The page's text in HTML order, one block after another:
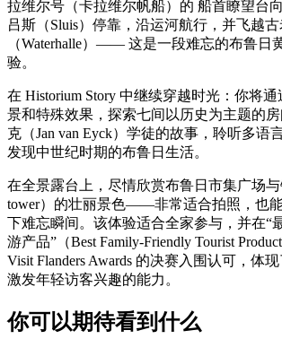
拉维尔号（卡拉维尔帆船）的 船首瞭望台
吕斯（Sluis）停靠，沿运河航行，并飞越
（Waterhalle）—— 这是一段难忘的布鲁日
验。
在 Historium Story 中继续穿越时光：你将
景和特殊效果，探索七间以历史为主题的房
克（Jan van Eyck）学徒的故事，聆听多语
发现中世纪时期的布鲁日生活。
在全景露台上，尽情欣赏布鲁日市集广场
tower）的壮丽景色——非常适合拍照，也
下难忘瞬间。该体验适合全家参与，并在“
游产品”（Best Family-Friendly Tourist
Visit Flanders Awards 的决赛入围认可，体
激发年轻访客兴趣的能力。
你可以期待看到什么